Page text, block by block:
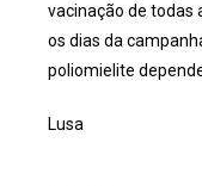
vacinação de todas
os dias da
poliomielite
Lusa